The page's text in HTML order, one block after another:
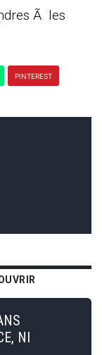
Ã les
PINTEREST
NI